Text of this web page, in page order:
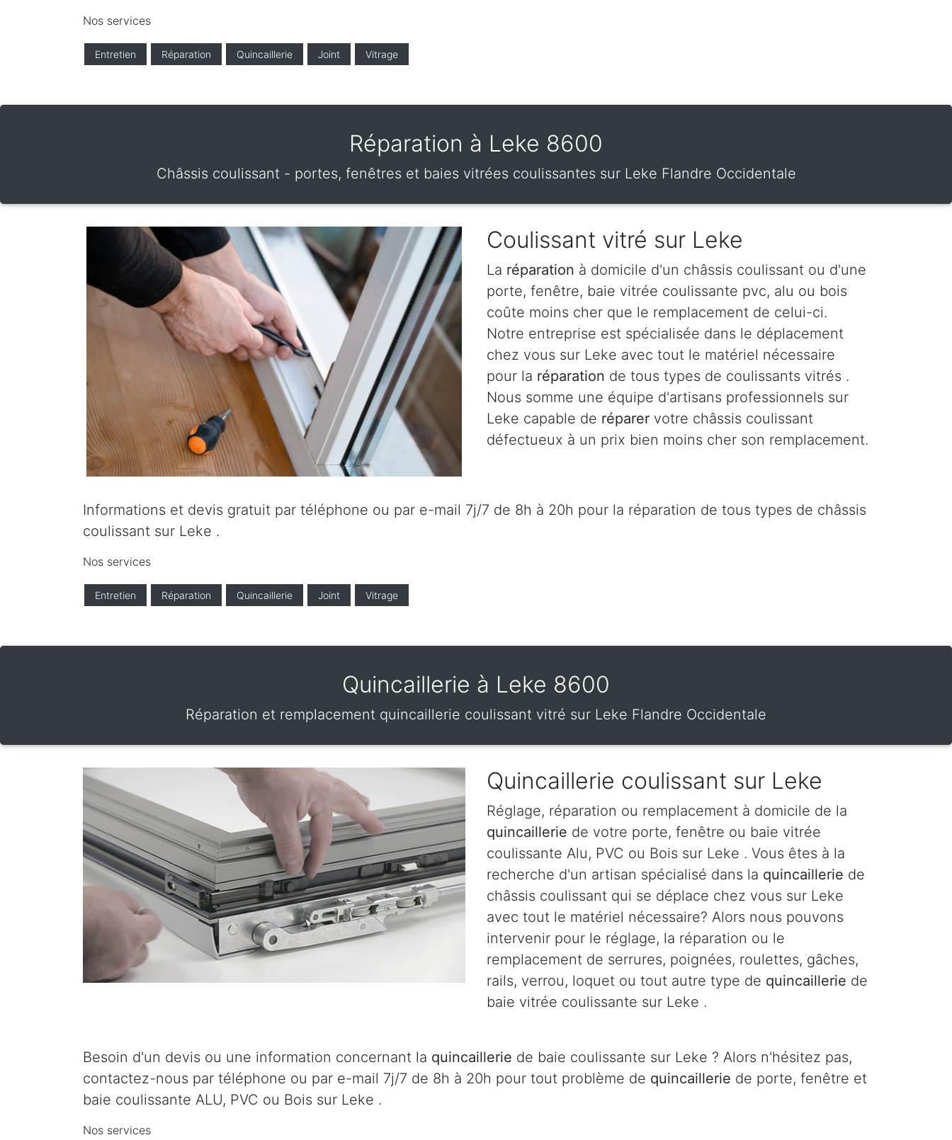
Nos services
Entretien Réparation Quincaillerie Joint Vitrage
Réparation à Leke 8600
Châssis coulissant - portes, fenêtres et baies vitrées coulissantes sur Leke Flandre Occidentale
Coulissant vitré sur Leke
La réparation à domicile d'un châssis coulissant ou d'une
porte, fenêtre, baie vitrée coulissante pvc, alu ou bois
coûte moins cher que le remplacement de celui-ci.
Notre entreprise est spécialisée dans le déplacement
chez vous sur Leke avec tout le matériel nécessaire
pour la réparation de tous types de coulissants vitrés .
Nous somme une équipe d'artisans professionnels sur
Leke capable de réparer votre châssis coulissant
défectueux à un prix bien moins cher son remplacement.
Informations et devis gratuit par téléphone ou par e-mail 7j/7 de 8h à 20h pour la réparation de tous types de châssis
coulissant sur Leke .
Nos services
Entretien Réparation Quincaillerie Joint Vitrage
Quincaillerie à Leke 8600
Réparation et remplacement quincaillerie coulissant vitré sur Leke Flandre Occidentale
Quincaillerie coulissant sur Leke
Réglage, réparation ou remplacement à domicile de la
quincaillerie de votre porte, fenêtre ou baie vitrée
coulissante Alu, PVC ou Bois sur Leke . Vous êtes à la
recherche d'un artisan spécialisé dans la quincaillerie de
châssis coulissant qui se déplace chez vous sur Leke
avec tout le matériel nécessaire? Alors nous pouvons
intervenir pour le réglage, la réparation ou le
remplacement de serrures, poignées, roulettes, gâches,
rails, verrou, loquet ou tout autre type de quincaillerie de
baie vitrée coulissante sur Leke .
Besoin d'un devis ou une information concernant la quincaillerie de baie coulissante sur Leke ? Alors n'hésitez pas,
contactez-nous par téléphone ou par e-mail 7j/7 de 8h à 20h pour tout problème de quincaillerie de porte, fenêtre et
baie coulissante ALU, PVC ou Bois sur Leke .
Nos services